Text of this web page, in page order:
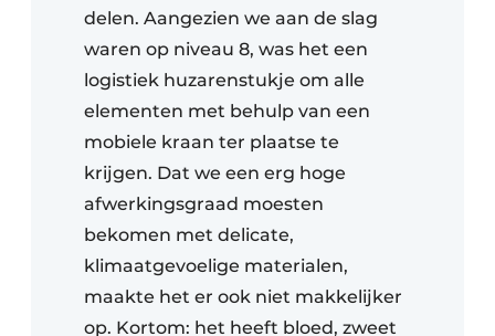
delen. Aangezien we aan de slag
waren op niveau 8, was het een
logistiek huzarenstukje om alle
elementen met behulp van een
mobiele kraan ter plaatse te
krijgen. Dat we een erg hoge
afwerkingsgraad moesten
bekomen met delicate,
klimaatgevoelige materialen,
maakte het er ook niet makkelijker
op. Kortom: het heeft bloed, zweet